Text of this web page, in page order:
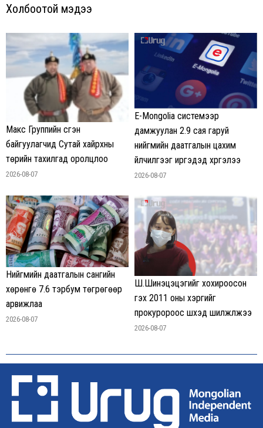
Холбоотой мэдээ
Макс Группийн үүсгэн
байгуулагчид Сутай хайрхны
төрийн тахилгад оролцлоо
2026-08-07
E-Mongolia системээр
дамжуулан 2.9 сая гаруй
нийгмийн даатгалын цахим
үйлчилгээг иргэдэд хүргэлээ
2026-08-07
Нийгмийн даатгалын сангийн
хөрөнгө 7.6 тэрбум төгрөгөөр
арвижлаа
2026-08-07
Ш.Шинэцэцэгийг хохироосон
гэх 2011 оны хэргийг
прокуророос шүүхэд шилжүүлжээ
2026-08-07